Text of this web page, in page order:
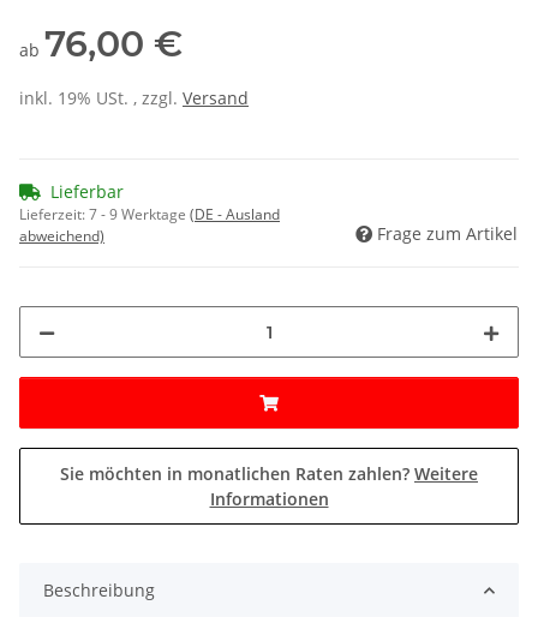
ab 76,00 €
inkl. 19% USt. , zzgl. Versand
Lieferbar
Lieferzeit:7 - 9 Werktage (DE - Ausland
abweichend)
Frage zum Artikel
Sie möchten in monatlichen Raten zahlen? Weitere
Informationen
Beschreibung